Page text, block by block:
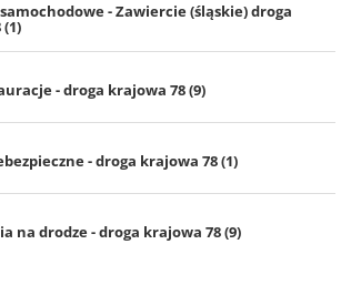
- Zawiercie (śląskie) droga
- droga krajowa 78 (9)
- droga krajowa 78 (1)
na drodze - droga krajowa 78 (9)